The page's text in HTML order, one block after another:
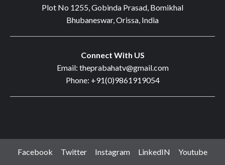
Plot No 1255, Gobinda Prasad, Bomikhal
Bhubaneswar, Orissa, India
Connect With US
Email: theprabahatv@gmail.com
Phone: +91(0)9861919054
Facebook Twitter Instagram LinkedIN Youtube